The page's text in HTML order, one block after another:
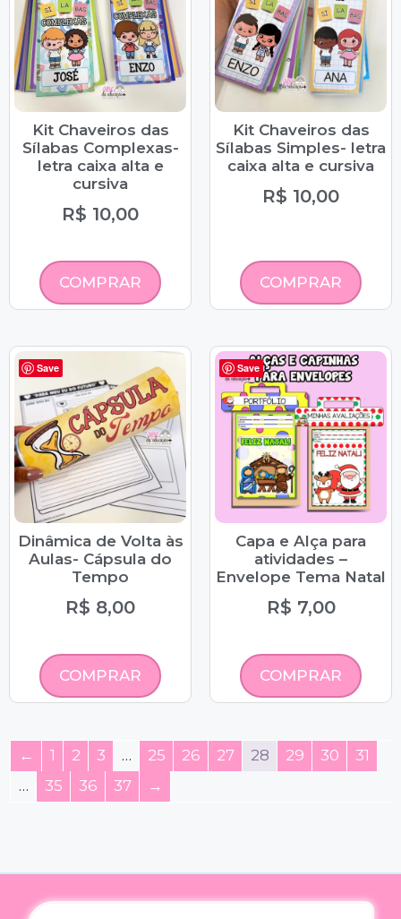
Kit Chaveiros das
Sílabas Complexas-
letra caixa alta e
cursiva
R$ 10,00
COMPRAR
Kit Chaveiros das
Sílabas Simples- letra
caixa alta e cursiva
R$ 10,00
COMPRAR
Save
Dinâmica de Volta às
Aulas- Cápsula do
Tempo
R$ 8,00
COMPRAR
Save
Capa e Alça para
atividades –
Envelope Tema Natal
R$ 7,00
COMPRAR
← 1 2 3 … 25 26 27 28 29 30
31
…
35 36 37 →